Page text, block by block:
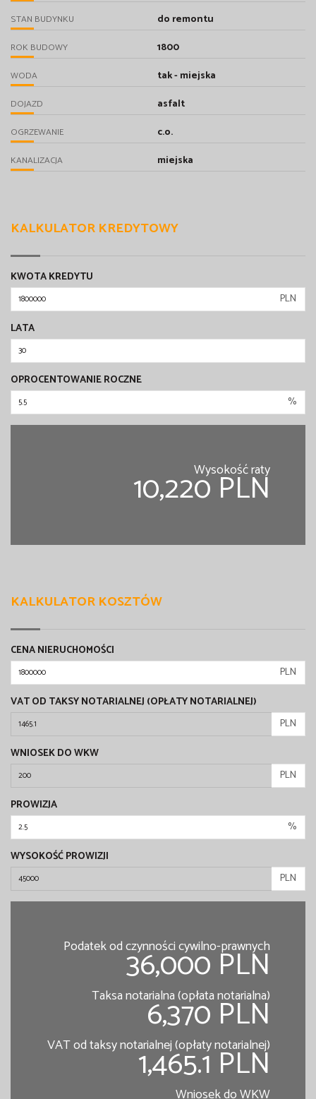
STAN BUDYNKU do remontu
ROK BUDOWY 1800
WODA tak - miejska
DOJAZD asfalt
OGRZEWANIE c.o.
KANALIZACJA miejska
KALKULATOR KREDYTOWY
KWOTA KREDYTU
PLN
LATA
OPROCENTOWANIE ROCZNE
%
Wysokość raty
10,220 PLN
KALKULATOR KOSZTÓW
CENA NIERUCHOMOŚCI
PLN
VAT OD TAKSY NOTARIALNEJ (OPŁATY NOTARIALNEJ)
PLN
WNIOSEK DO WKW
PLN
PROWIZJA
%
WYSOKOŚĆ PROWIZJI
PLN
Podatek od czynności cywilno-prawnych
36,000 PLN
Taksa notarialna (opłata notarialna)
6,370 PLN
VAT od taksy notarialnej (opłaty notarialnej)
1,465.1 PLN